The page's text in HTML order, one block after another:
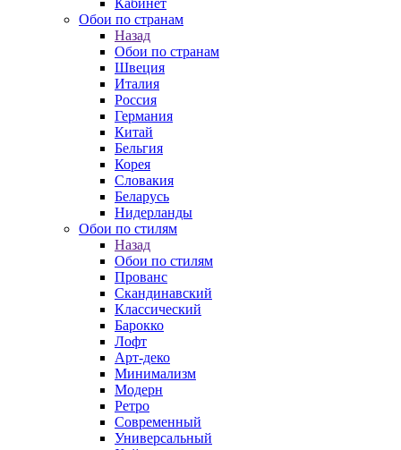
Кабинет
Обои по странам
Назад
Обои по странам
Швеция
Италия
Россия
Германия
Китай
Бельгия
Корея
Словакия
Беларусь
Нидерланды
Обои по стилям
Назад
Обои по стилям
Прованс
Скандинавский
Классический
Барокко
Лофт
Арт-деко
Минимализм
Модерн
Ретро
Современный
Универсальный